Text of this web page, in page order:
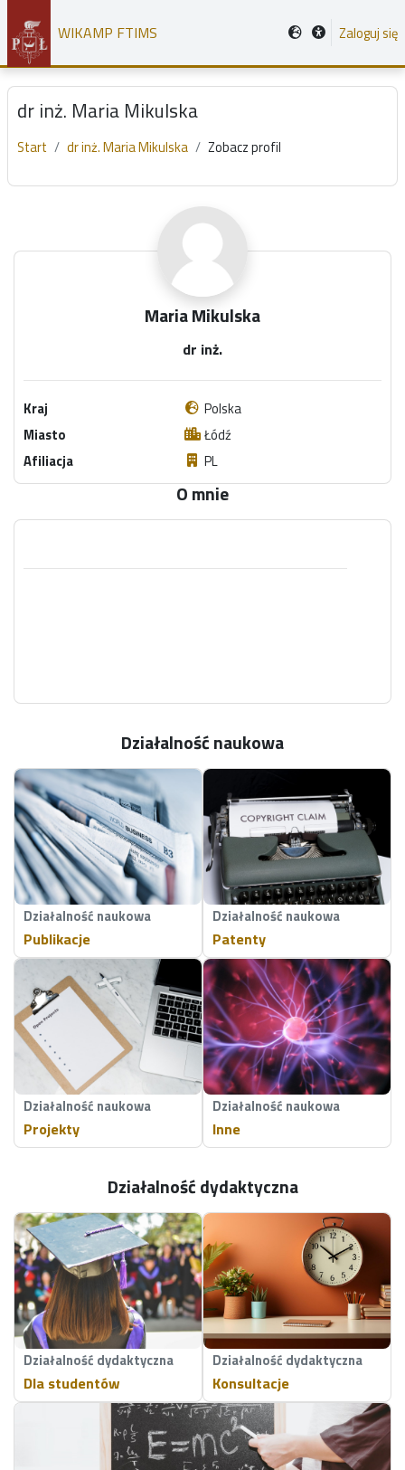
Przejdź do głównej zawartości
WIKAMP FTIMS Zaloguj się
dr inż. Maria Mikulska
Start dr inż. Maria Mikulska Zobacz profil
Maria Mikulska
dr inż.
Kraj
Polska
Miasto
Łódź
Afiliacja
PL
O mnie
Działalność naukowa
Działalność naukowa
Publikacje
Działalność naukowa
Patenty
Działalność naukowa
Projekty
Działalność naukowa
Inne
Działalność dydaktyczna
Działalność dydaktyczna
Dla studentów
Działalność dydaktyczna
Konsultacje